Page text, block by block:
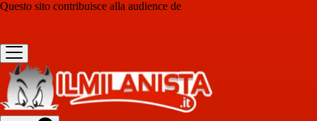
Questo sito contribuisce alla audience de